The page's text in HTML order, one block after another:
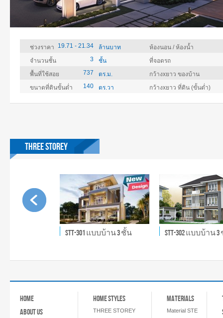
ช่วงราคา 19.71 - 21.34 ล้านบาท
ห้องนอน / ห้องน้ำ
จำนวนชั้น
3 ชั้น
ที่จอดรถ
พื้นที่ใช้สอย
737 ตร.ม.
กว้างxยาว ของบ้าน
ขนาดที่ดินขั้นต่ำ
140 ตร.วา กว้างxยาว ที่ดิน (ขั้นต่ำ)
THREE STOREY
STT-301 แบบบ้าน 3 ชั้น STT-302 แบบบ้าน
HOME
ABOUT US
HOME STYLES
THREE STOREY
MATERIALS
Material STE